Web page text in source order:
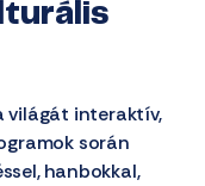
világát interaktív,
során
hanbokkal,